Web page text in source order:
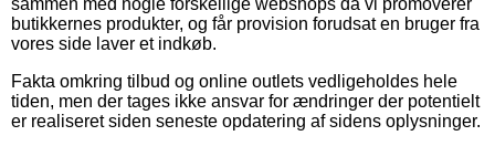
butikkernes produkter, og får provision forudsat en bruger fra
vores side laver et indkøb.
Fakta omkring tilbud og online outlets vedligeholdes hele
tiden, men der tages ikke ansvar for ændringer der potentielt
er realiseret siden seneste opdatering af sidens oplysninger.